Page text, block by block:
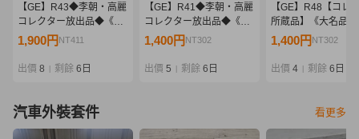
【GE】R43◆李朝・高麗
コレクター放出品◆《大
名品》時代 李朝白磁壺/中
国 壷 骨董品 時代品 美術
1,900円 NT411
出價 8 剩餘 6日
【GE】R41◆李朝・高麗
コレクター放出品◆《大
名品》時代 李朝染付雲鶴
花器 骨董品 時代品 美術
1,400円 NT302
出價 5 剩餘 6日
【GE】R48【コレ
所蔵品】《大名品
陶釣鐘/中国美術 中
董品 時代品 美術品
1,400円 NT302
出價 4 剩餘 6日
汽車外裝套件 看更多